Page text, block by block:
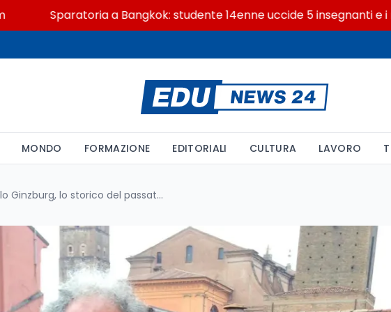
Sparatoria a Bangkok: studente 14enne uccide 5 insegnanti e i nonni
MONDO FORMAZIONE EDITORIALI CULTURA LAVORO
È morto Carlo Ginzburg, lo storico del passato al microscopio